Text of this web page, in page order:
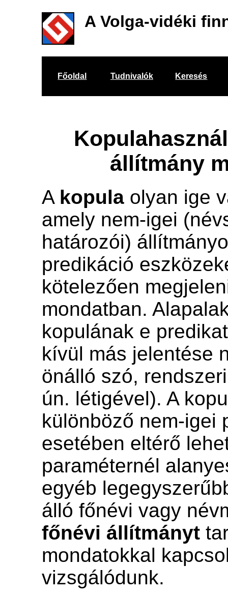
A Volga-vidéki
Főoldal Tudnivalók Keresés
állítmány
A kopula olyan ige
amely nem-igei
határozói)
predikáció
kötelezően
mondatban.
kopulának e
kívül más jelentése
önálló szó,
ún. létigével). A
különböző nem-igei
esetében eltérő
paraméternél
egyéb
álló főnévi vagy
főnévi állítmányt
mondatokkal
vizsgálódunk.